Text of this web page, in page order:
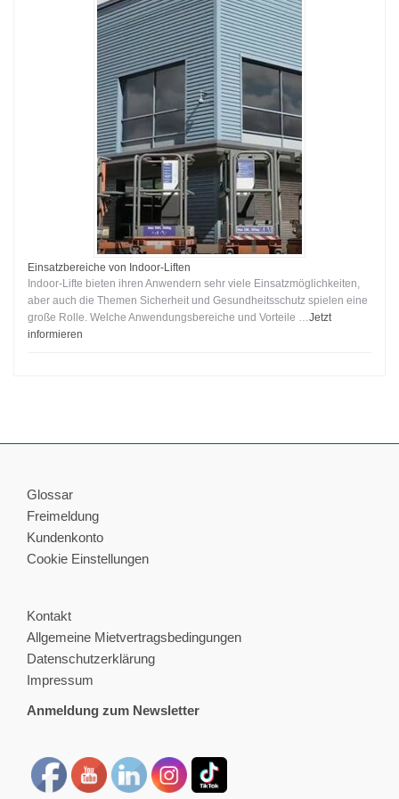
Einsatzbereiche von Indoor-Liften
Indoor-Lifte bieten ihren Anwendern sehr viele Einsatzmöglichkeiten,
aber auch die Themen Sicherheit und Gesundheitsschutz spielen eine
große Rolle. Welche Anwendungsbereiche und Vorteile … Jetzt
informieren
Glossar
Freimeldung
Kundenkonto
Cookie Einstellungen
Kontakt
Allgemeine Mietvertragsbedingungen
Datenschutzerklärung
Impressum
Anmeldung zum Newsletter